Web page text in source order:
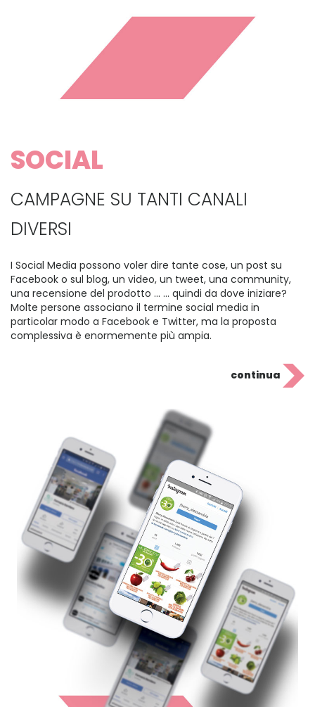
SOCIAL
CAMPAGNE SU TANTI CANALI
DIVERSI
I Social Media possono voler dire tante cose, un post su
Facebook o sul blog, un video, un tweet, una community,
una recensione del prodotto ... ... quindi da dove iniziare?
Molte persone associano il termine social media in
particolar modo a Facebook e Twitter, ma la proposta
complessiva è enormemente più ampia.
continua